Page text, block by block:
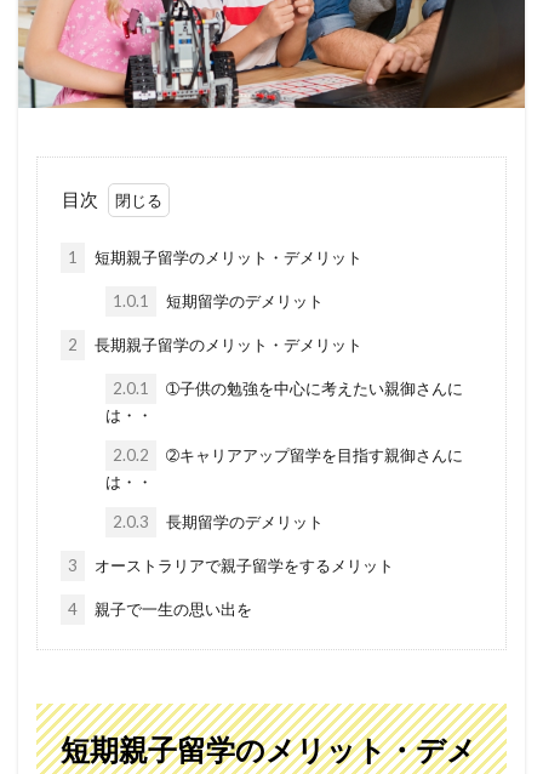
目次
1 短期親子留学のメリット・デメリット
1.0.1 短期留学のデメリット
2 長期親子留学のメリット・デメリット
2.0.1
➀子供の勉強を中心に考えたい親御さんに
は・・
2.0.2
➁キャリアアップ留学を目指す親御さんに
は・・
2.0.3 長期留学のデメリット
3 オーストラリアで親子留学をするメリット
4 親子で一生の思い出を
短期親子留学のメリット・デメ